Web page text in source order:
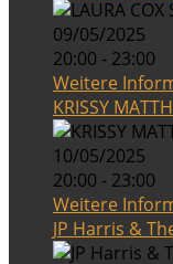
09/05/2025
20:00 - 23:00
Weitere
KRISSY
10/05/2025
20:00 - 23:00
Weitere
JP Harris &